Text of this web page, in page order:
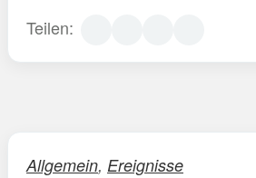
Teilen:
Allgemein, Ereignisse